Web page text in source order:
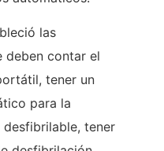
las
deben contar el
tener un
para la
tener